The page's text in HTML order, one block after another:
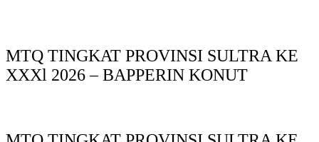
MTQ TINGKAT PROVINSI SULTRA KE
XXXl 2026 – BAPPERIN KONUT